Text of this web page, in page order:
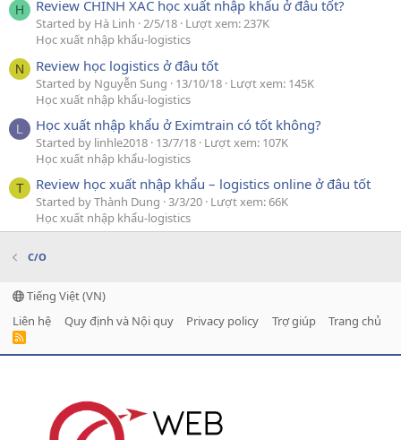
H Review CHÍNH XÁC học xuất nhập khẩu ở đâu tốt?
Started by Hà Linh 2/5/18 Lượt xem: 237K
Học xuất nhập khẩu-logistics
N Review học logistics ở đâu tốt
Started by Nguyễn Sung 13/10/18 Lượt xem: 145K
Học xuất nhập khẩu-logistics
L Học xuất nhập khẩu ở Eximtrain có tốt không?
Started by linhle2018 13/7/18 Lượt xem: 107K
Học xuất nhập khẩu-logistics
T Review học xuất nhập khẩu – logistics online ở đâu tốt
Started by Thành Dung 3/3/20 Lượt xem: 66K
Học xuất nhập khẩu-logistics
C/O
Tiếng Việt (VN)
Liên hệ
Quy định và Nội quy Privacy policy Trợ giúp Trang chủ
R